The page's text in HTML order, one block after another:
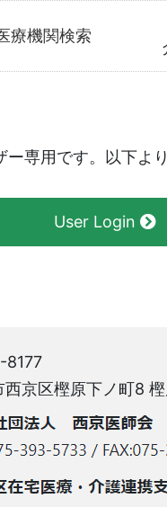
療機関検索
ー専用です。以下よ
User Login
8177
西京区樫原下ノ町8